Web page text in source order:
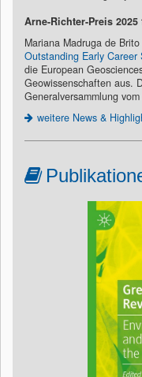
Arne-Richter-Preis
Mariana Madruga de
Outstanding Early Career
die European
Geowissenschaften aus.
Generalversammlung
weitere News &